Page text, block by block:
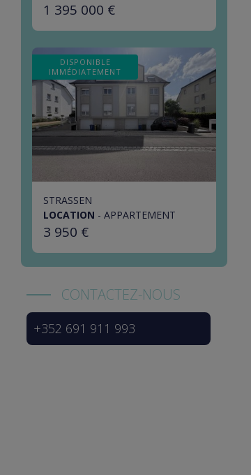
1 395 000 €
DISPONIBLE
IMMÉDIATEMENT
STRASSEN
LOCATION - APPARTEMENT
3 950 €
CONTACTEZ-NOUS
+352 691 911 993